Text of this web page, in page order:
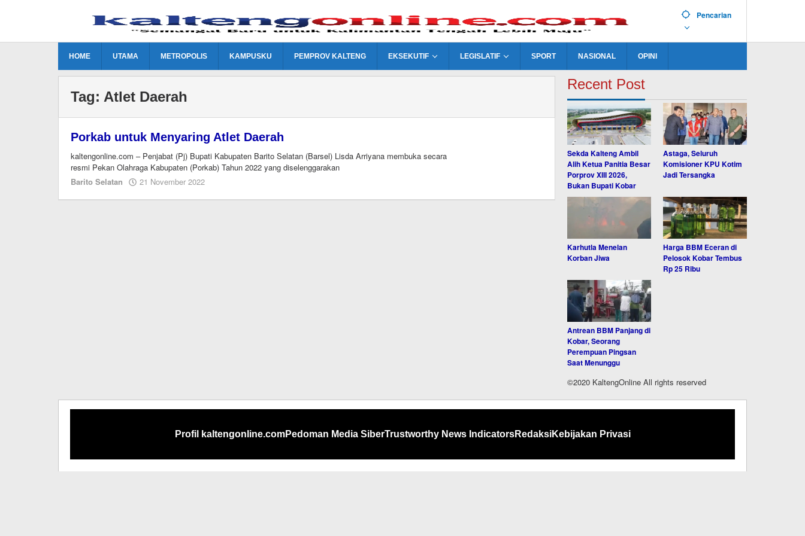
Pencarian
HOME UTAMA METROPOLIS KAMPUSKU PEMPROV KALTENG EKSEKUTIF LEGISLATIF SPORT NASIONAL OPINI
Tag: Atlet Daerah
Porkab untuk Menyaring Atlet Daerah
kaltengonline.com – Penjabat (Pj) Bupati Kabupaten Barito Selatan (Barsel) Lisda Arriyana membuka secara
resmi Pekan Olahraga Kabupaten (Porkab) Tahun 2022 yang diselenggarakan
Barito Selatan
21 November 2022
Recent Post
Sekda Kalteng Ambil
Alih Ketua Panitia Besar
Porprov XIII 2026,
Bukan Bupati Kobar
Astaga, Seluruh
Komisioner KPU Kotim
Jadi Tersangka
Karhutla Menelan
Korban Jiwa
Harga BBM Eceran di
Pelosok Kobar Tembus
Rp 25 Ribu
Antrean BBM Panjang di
Kobar, Seorang
Perempuan Pingsan
Saat Menunggu
©2020 KaltengOnline All rights reserved
Profil kaltengonline.comPedoman Media SiberTrustworthy News IndicatorsRedaksiKebijakan Privasi